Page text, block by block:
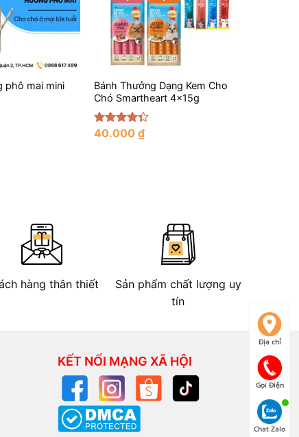
phô mai mini
+
Bánh Thưởng Dạng Kem Cho
Chó Smartheart 4x15g
Rated
40.000 ₫
hàng thân thiết
Sản phẩm chất lượng uy
tín
Địa chỉ
Gọi Điện
Chat Zalo
KẾT NỐI MẠNG XÃ HỘI